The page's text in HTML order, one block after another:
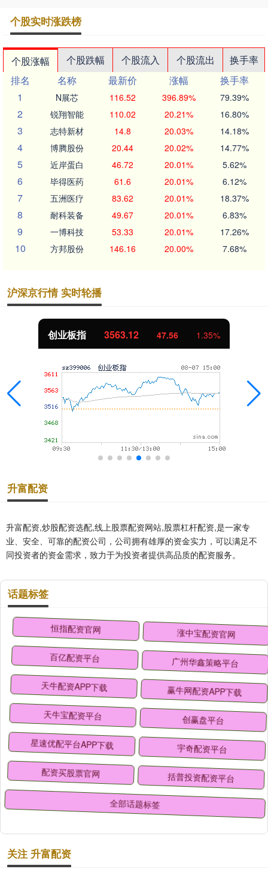
个股实时涨跌榜
个股涨幅 个股跌幅 个股流入 个股流出
换手率
排名
名称 最新价 涨幅
换手率
1
N展芯 116.52 396.89% 79.39%
2 锐翔智能 110.02 20.21% 16.80%
3 志特新材 14.8 20.03% 14.18%
4 博腾股份 20.44 20.02% 14.77%
5 近岸蛋白 46.72 20.01% 5.62%
6 毕得医药 61.6 20.01% 6.12%
7 五洲医疗 83.62 20.01% 18.37%
8 耐科装备 49.67 20.01% 6.83%
9 一博科技 53.33 20.01% 17.26%
10 方邦股份 146.16 20.00% 7.68%
沪深京行情 实时轮播
创业板指 3563.12 47.56 1.35%
升富配资
升富配资,炒股配资选配,线上股票配资网站,股票杠杆配资,是一家专
业、安全、可靠的配资公司，公司拥有雄厚的资金实力，可以满足不
同投资者的资金需求，致力于为投资者提供高品质的配资服务。
话题标签
恒指配资官网 涨中宝配资官网
百亿配资平台 广州华鑫策略平台
天牛配资APP下载 赢牛网配资APP下载
天牛宝配资平台 创赢盘平台
星速优配平台APP下载 宇奇配资平台
配资买股票官网 括普投资配资平台
全部话题标签
关注 升富配资